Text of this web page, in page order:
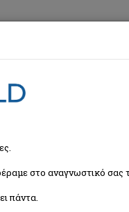
στο αναγνωστικό σας
πάντα.